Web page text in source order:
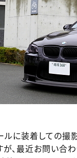
に装着しての撮
、最近お問い合